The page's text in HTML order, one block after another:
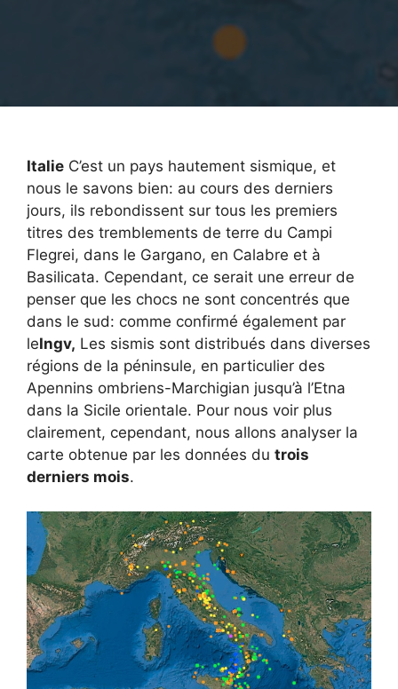
Italie C’est un pays hautement sismique, et
nous le savons bien: au cours des derniers
jours, ils rebondissent sur tous les premiers
titres des tremblements de terre du Campi
Flegrei, dans le Gargano, en Calabre et à
Basilicata. Cependant, ce serait une erreur de
penser que les chocs ne sont concentrés que
dans le sud: comme confirmé également par
leIngv, Les sismis sont distribués dans diverses
régions de la péninsule, en particulier des
Apennins ombriens-Marchigian jusqu’à l’Etna
dans la Sicile orientale. Pour nous voir plus
clairement, cependant, nous allons analyser la
carte obtenue par les données du trois
derniers mois.